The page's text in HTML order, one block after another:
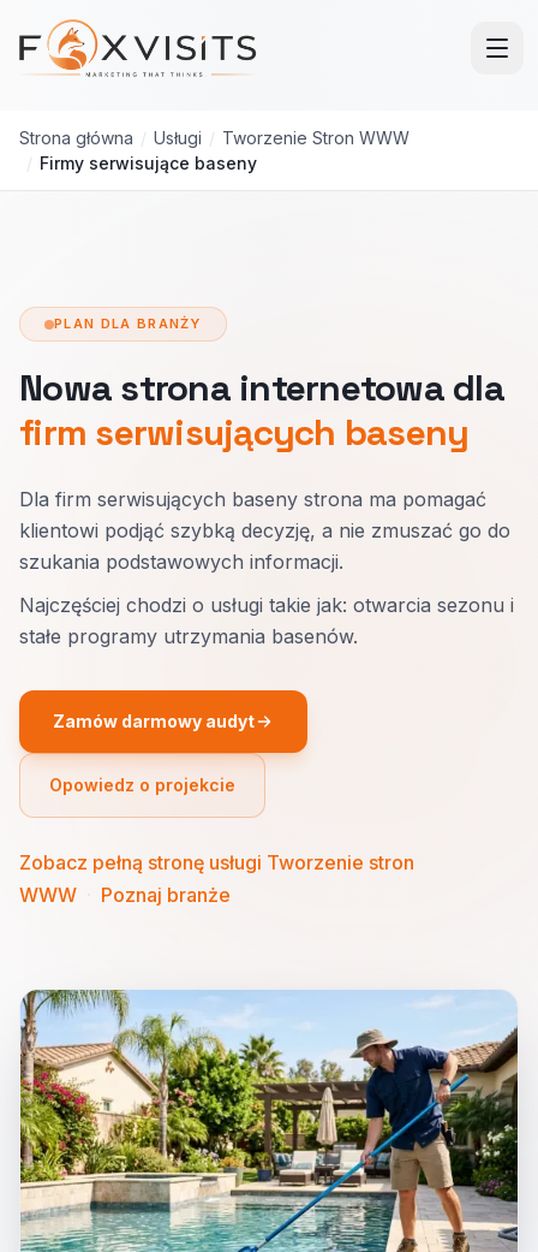
Przejdź do treści głównej
Strona główna / Usługi / Tworzenie Stron WWW
/ Firmy serwisujące baseny
PLAN DLA BRANŻY
Nowa strona internetowa dla
firm serwisujących baseny
Dla firm serwisujących baseny strona ma pomagać
klientowi podjąć szybką decyzję, a nie zmuszać go do
szukania podstawowych informacji.
Najczęściej chodzi o usługi takie jak: otwarcia sezonu i
stałe programy utrzymania basenów.
Zamów darmowy audyt
Opowiedz o projekcie
Zobacz pełną stronę usługi Tworzenie stron
WWW
Poznaj branże